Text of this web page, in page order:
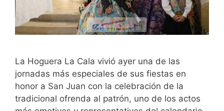
La Hoguera La Cala vivió ayer una de las
jornadas más especiales de sus fiestas en
honor a San Juan con la celebración de la
tradicional ofrenda al patrón, uno de los actos